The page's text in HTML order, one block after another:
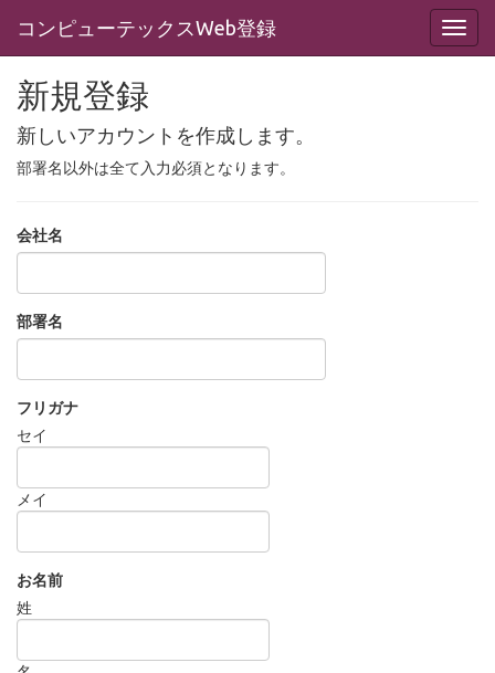
コンピューテックスWeb登録
新規登録
新しいアカウントを作成します。
部署名以外は全て入力必須となります。
会社名
部署名
フリガナ
セイ
メイ
お名前
姓